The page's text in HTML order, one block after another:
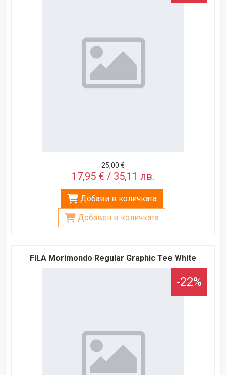
25,00 €
17,95 € / 35,11 лв.
Добави в количката
Добавен в количката
FILA Morimondo Regular Graphic Tee White
-22%